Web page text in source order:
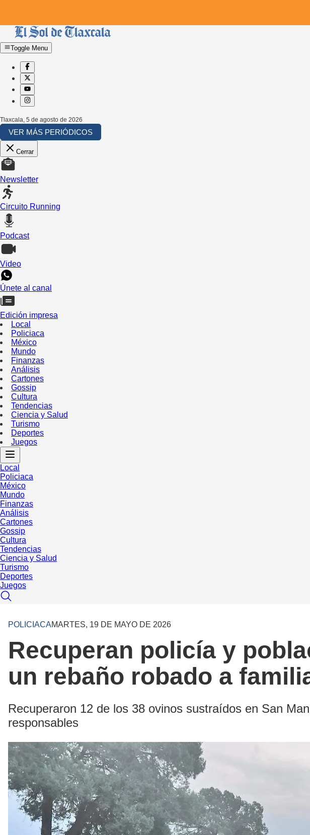
Toggle Menu
Tlaxcala 5 de agosto de 2026
VER MÁS PERIÓDICOS
Cerrar
Newsletter
Circuito Running
Podcast
Video
Únete al canal
Edición impresa
Local
Policiaca
México
Mundo
Finanzas
Análisis
Cartones
Gossip
Cultura
Tendencias
Ciencia y Salud
Turismo
Deportes
Juegos
Local
Policiaca
México
Mundo
Finanzas
Análisis
Cartones
Gossip
Cultura
Tendencias
Ciencia y Salud
Turismo
Deportes
Juegos
POLICIACAMARTES, 19 DE MAYO DE 2026
Recuperan policía y
un rebaño robado a
Recuperaron 12 de los 38 ovinos sustraídos en San
responsables